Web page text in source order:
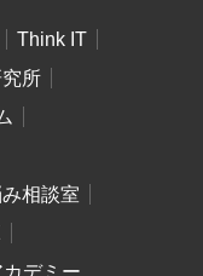
Think IT
所
相談室